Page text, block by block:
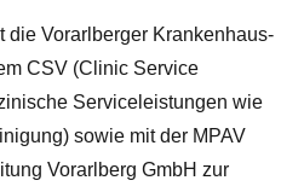
die Vorarlberger Krankenhaus-
CSV (Clinic Service
Serviceleistungen wie
sowie mit der MPAV
Vorarlberg GmbH zur